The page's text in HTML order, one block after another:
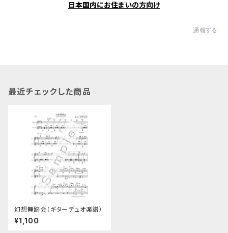
日本国内にお住まいの方向け
通報する
最近チェックした商品
幻想舞踏会（ギターデュオ楽譜）
¥1,100